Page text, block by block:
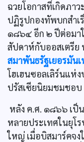
ฉวยโอกาสที่เกิดภา
ปฏิรูปกองทัพบกสำเ
๑๘๖๔ อีก ๒ ปีต่อมา
สัปดาห์กับออสเตรีย
สมาพันธรัฐเยอรมัน
โฮเฮนซอลเลิร์นแห่
ปรัสเซียนิยมชมชอบ
หลัง ค.ศ. ๑๘๖๖ เป็
หลายประเทศในยุโ
ใหญ่ เมื่อบิสมาร์คจง